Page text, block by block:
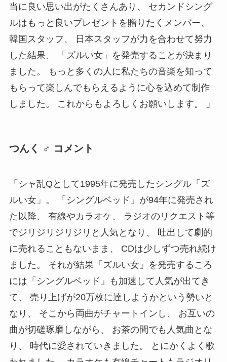
当に良い思い出がたくさんあり、 セカンドシング
ルはもっと良いプレゼントを贈りたくメンバー、
韓国スタッフ、 日本スタッフが力を合わせて努力
した結果、 「ズルい女」を発売することが決まり
ました。 もっと多くの人に私たちの音楽を知って
もらって楽しんでもらえるように心を込めて制作
しました。 これからもよろしくお願いします。 」
つんく ♂ コメント
「シャ乱Qとして1995年に発売したシングル「ズ
ルい女」。 「シングルベッド」が94年に発売され
た以降、 有線やカラオケ、 ラジオのリクエスト等
でジリジリジリジリと人気となり、 吐出して劇的
に売れることもないまま、 CDは少しずつ売れ続け
ました。 それが結果「ズルい女」を発売するころ
には「シングルベッド」も加速して人気が出てき
て、 売り上げが20万枚に達しようかという勢いと
なり、 そこから両曲がチャートインし、 お互いの
曲が切磋琢磨しながら、 お茶の間でも人気曲とな
り、 時代に愛されていきました。 とにかくよく歌